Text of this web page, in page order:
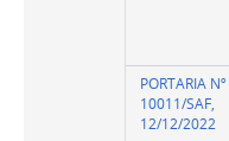
PORTARIA Nº
10011/SAF,
12/12/2022